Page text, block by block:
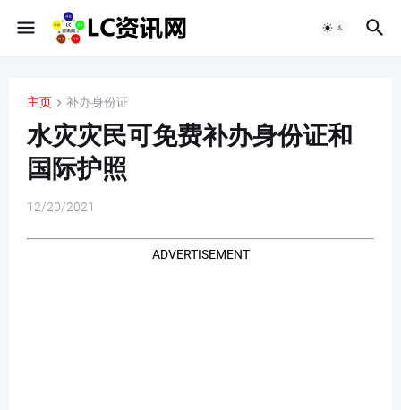
主页 补办身份证
水灾灾民可免费补办身份证和
国际护照
12/20/2021
ADVERTISEMENT